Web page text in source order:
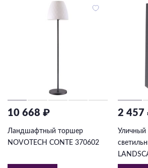
10 668 ₽
Ландшафтный торшер
NOVOTECH CONTE 370602
2 457